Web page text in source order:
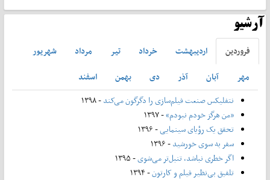
آرشیو
فروردين ارديبهشت خرداد تير مرداد
شهريور
مهر
آبان آذر دی بهمن
اسفند
نتفلیکس صنعت فیلم‌سازی را دگرگون می‌کند- ۱۳۹۸
«من هرگز خودم نبودم»- ۱۳۹۷
تحقق یک رؤیای سینمایی- ۱۳۹۶
سفر به سوی خورشید- ۱۳۹۶
اگر خطری نباشد، تنبل‌تر می‌شوی- ۱۳۹۵
تلفیق بی‌نظیر فیلم و کارتون- ۱۳۹۴